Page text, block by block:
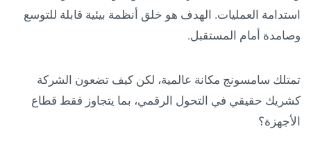
استدامة العمليات. الهدف هو خلق أنظمة بيئية قابلة للتوسع
وصامدة أمام المستقبل.
تمتلك سامسونج مكانة عالمية، لكن كيف تضعون الشركة
كشريك حقيقي في التحول الرقمي، بما يتجاوز فقط قطاع
الأجهزة؟